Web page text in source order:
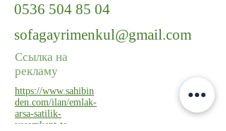
0536 504 85 04
sofagayrimenkul@gmail.com
Ссылка на
рекламу
https://www.sahibin
den.com/ilan/emlak-
arsa-satilik-
yasamkent-te-